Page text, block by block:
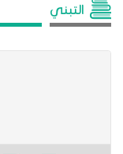
التبني